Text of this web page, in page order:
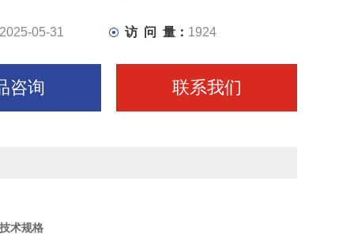
2025-05-31 访 问 量： 1924
咨询 联系我们
技术规格